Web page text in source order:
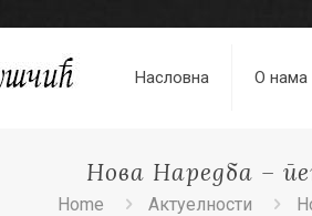
Насловна О нама
Нова Наредба –
Home Актуелности